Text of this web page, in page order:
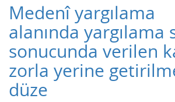
Medenî yargılama
alanında yargılama
sonucunda verilen
zorla yerine
düze